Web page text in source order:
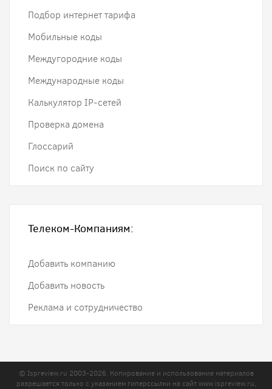
Подбор интернет тарифа
Мобильные коды
Междугородние коды
Международные коды
Калькулятор IP-сетей
Проверка домена
Глоссарий
Поиск по сайту
Телеком-Компаниям:
Добавить компанию
Добавить новость
Реклама и сотрудничество
© Ispreview.ru 2003-2026. Копирование и использование материалов
разрешается только с указанием гиперссылки на сайтwww.ispreview.ru,